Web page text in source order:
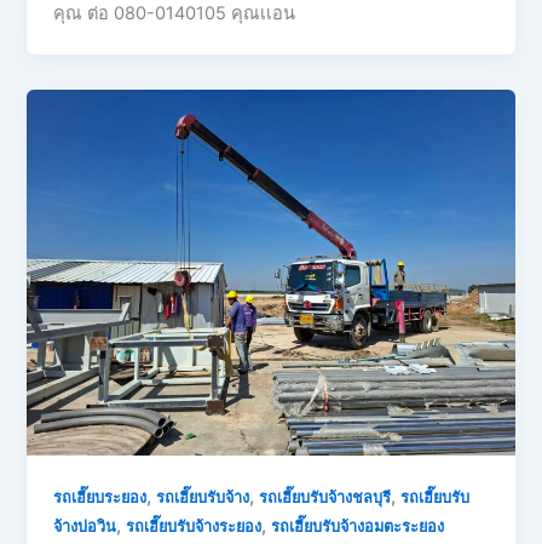
คุณ ต่อ 080-0140105 คุณเเอน
รถเฮี๊ยบระยอง,รถเฮี๊ยบรับจ้าง,รถเฮี๊ยบรับจ้างชลบุรี,รถเฮี๊ยบรับ
จ้างบ่อวิน,รถเฮี๊ยบรับจ้างระยอง,รถเฮี๊ยบรับจ้างอมตะระยอง